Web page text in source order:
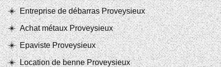
Entreprise de débarras Proveysieux
Achat métaux Proveysieux
Epaviste Proveysieux
Location de benne Proveysieux